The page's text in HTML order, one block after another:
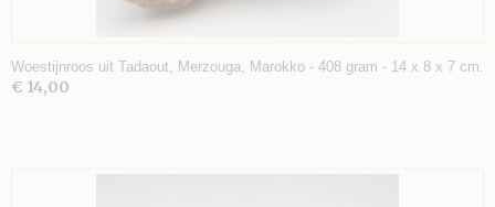
Woestijnroos uit Tadaout, Merzouga, Marokko - 408 gram - 14 x 8 x 7 cm.
€ 14,00